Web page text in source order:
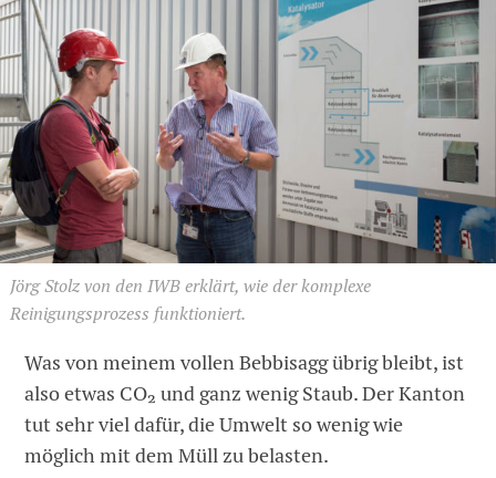
Jörg Stolz von den IWB erklärt, wie der komplexe
Reinigungsprozess funktioniert.
Was von meinem vollen Bebbisagg übrig bleibt, ist
also etwas CO₂ und ganz wenig Staub. Der Kanton
tut sehr viel dafür, die Umwelt so wenig wie
möglich mit dem Müll zu belasten.